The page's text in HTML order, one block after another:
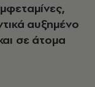
αυξημένο
σε άτομα